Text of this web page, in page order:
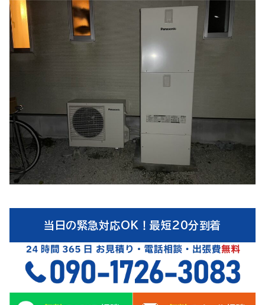
当日の緊急対応OK！最短20分到着